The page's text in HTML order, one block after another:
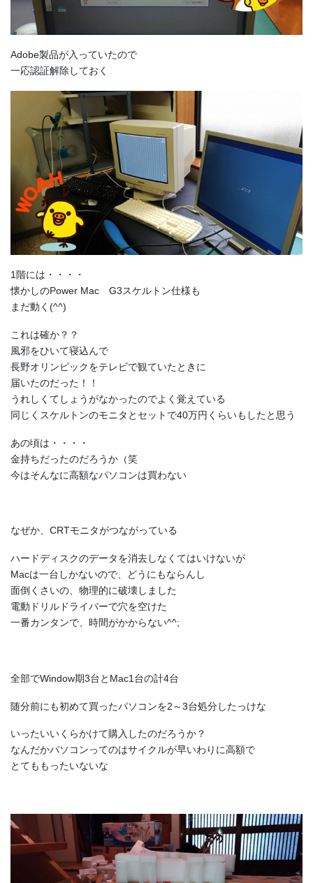
Adobe製品が入っていたので
一応認証解除しておく
1階には・・・・
懐かしのPower Mac G3スケルトン仕様も
まだ動く(^^)
これは確か？？
風邪をひいて寝込んで
長野オリンピックをテレビで観ていたときに
届いたのだった！！
うれしくてしょうがなかったのでよく覚えている
同じくスケルトンのモニタとセットで40万円くらいもしたと思う
あの頃は・・・・
金持ちだったのだろうか（笑
今はそんなに高額なパソコンは買わない
なぜか、CRTモニタがつながっている
ハードディスクのデータを消去しなくてはいけないが
Macは一台しかないので、どうにもならんし
面倒くさいの、物理的に破壊しました
電動ドリルドライバーで穴を空けた
一番カンタンで、時間がかからない^^;
全部でWindow期3台とMac1台の計4台
随分前にも初めて買ったパソコンを2～3台処分したっけな
いったいいくらかけて購入したのだろうか？
なんだかパソコンってのはサイクルが早いわりに高額で
とてももったいないな